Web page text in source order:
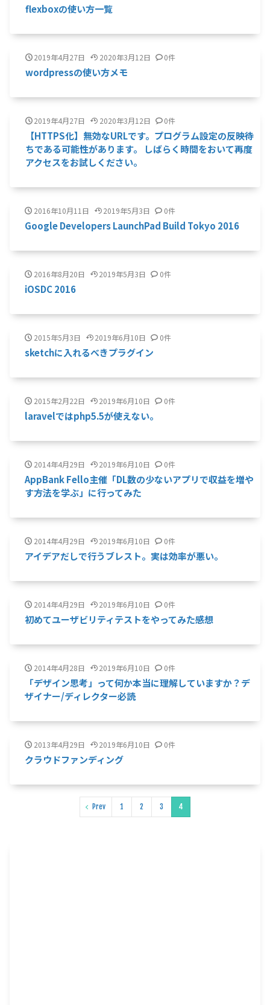
flexboxの使い方一覧
2019年4月27日 2020年3月12日 0件
wordpressの使い方メモ
2019年4月27日 2020年3月12日 0件
【HTTPS化】無効なURLです。プログラム設定の反映待
ちである可能性があります。 しばらく時間をおいて再度
アクセスをお試しください。
2016年10月11日 2019年5月3日 0件
Google Developers LaunchPad Build Tokyo 2016
2016年8月20日 2019年5月3日 0件
iOSDC 2016
2015年5月3日 2019年6月10日 0件
sketchに入れるべきプラグイン
2015年2月22日 2019年6月10日 0件
laravelではphp5.5が使えない。
2014年4月29日 2019年6月10日 0件
AppBank Fello主催「DL数の少ないアプリで収益を増や
す方法を学ぶ」に行ってみた
2014年4月29日 2019年6月10日 0件
アイデアだしで行うブレスト。実は効率が悪い。
2014年4月29日 2019年6月10日 0件
初めてユーザビリティテストをやってみた感想
2014年4月28日 2019年6月10日 0件
「デザイン思考」って何か本当に理解していますか？デ
ザイナー/ディレクター必読
2013年4月29日 2019年6月10日 0件
クラウドファンディング
Prev 1 2 3 4